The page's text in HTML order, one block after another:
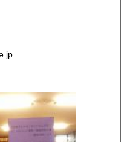
徳島県
愛媛県